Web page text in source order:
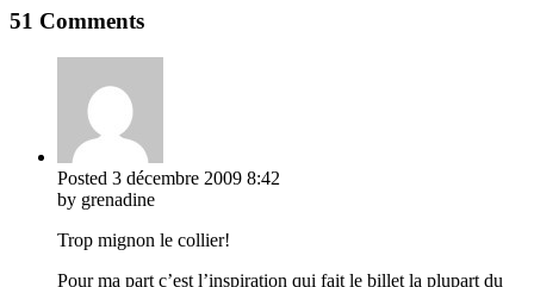
51 Comments
Posted 3 décembre 2009 8:42
by grenadine
Trop mignon le collier!
Pour ma part c’est l’inspiration qui fait le billet la plupart du